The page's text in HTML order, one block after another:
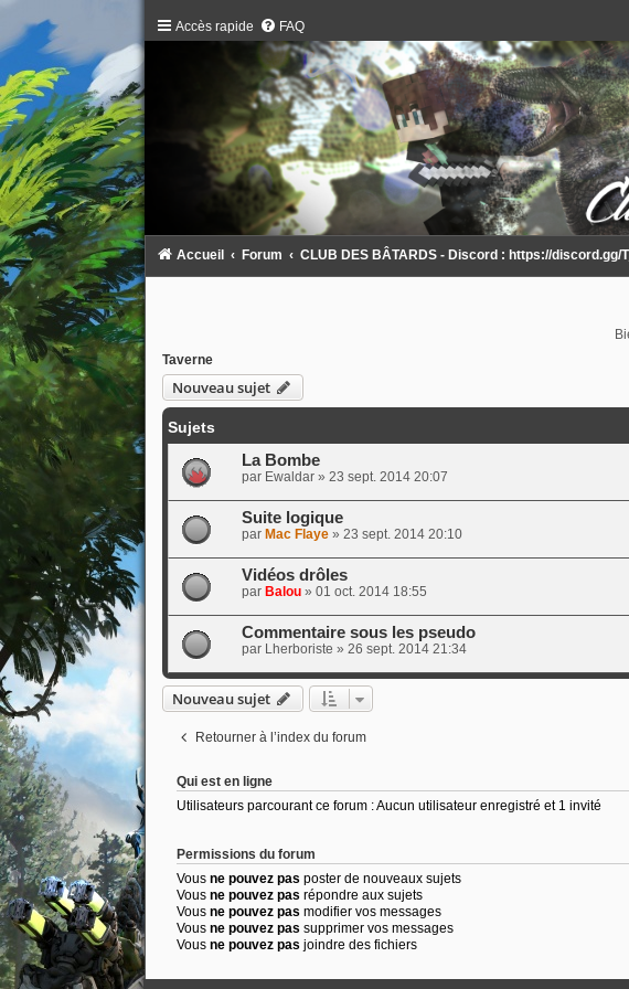
Accès rapide FAQ
Accueil Forum CLUB DES BÂTARDS - Discord : https://discord.gg/
Taverne
Nouveau sujet
Sujets
La Bombe
par Ewaldar» 23 sept. 2014 20:07
Suite logique
par Mac Flaye» 23 sept. 2014 20:10
Vidéos drôles
par Balou» 01 oct. 2014 18:55
Commentaire sous les pseudo
par Lherboriste » 26 sept. 2014 21:34
Nouveau sujet
Retourner à l’index du forum
Qui est en ligne
Utilisateurs parcourant ce forum : Aucun utilisateur enregistré et 1 invité
Permissions du forum
Vous ne pouvez pas poster de nouveaux sujets
Vous ne pouvez pas répondre aux sujets
Vous ne pouvez pas modifier vos messages
Vous ne pouvez pas supprimer vos messages
Vous ne pouvez pas joindre des fichiers